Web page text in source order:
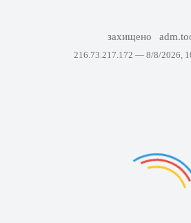
захищено
216.73.217.172 — 8/8/2026,